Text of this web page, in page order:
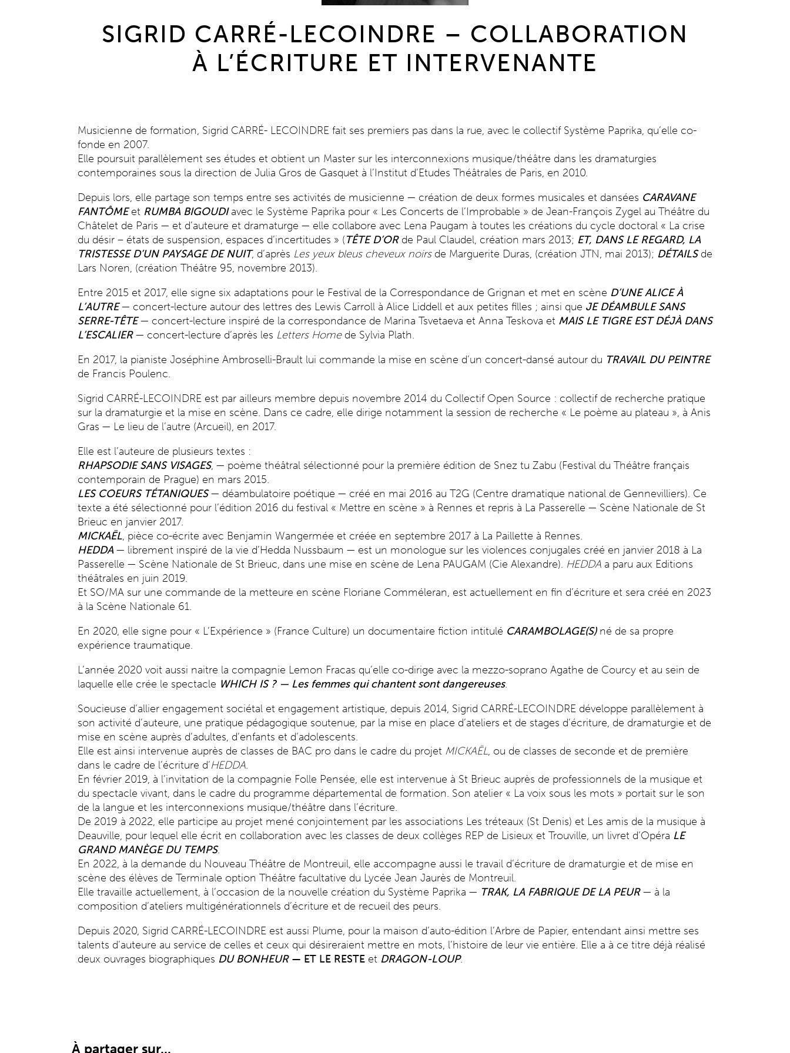
SIGRID CARRÉ-LECOINDRE – COLLABORATION
À L’ÉCRITURE ET INTERVENANTE
Musicienne de formation, Sigrid CARRÉ- LECOINDRE fait ses premiers pas dans la rue, avec le collectif Système Paprika, qu’elle co-
fonde en 2007.
Elle poursuit parallèlement ses études et obtient un Master sur les interconnexions musique/théâtre dans les dramaturgies
contemporaines sous la direction de Julia Gros de Gasquet à l’Institut d’Etudes Théâtrales de Paris, en 2010.
Depuis lors, elle partage son temps entre ses activités de musicienne — création de deux formes musicales et dansées CARAVANE
FANTÔMEet RUMBA BIGOUDIavec le Système Paprika pour « Les Concerts de l’Improbable » de Jean-François Zygel au Théâtre du
Châtelet de Paris — et d’auteure et dramaturge — elle collabore avec Lena Paugam à toutes les créations du cycle doctoral « La crise
du désir – états de suspension, espaces d’incertitudes » (TÊTE D’ORde Paul Claudel, création mars 2013; ET, DANS LE REGARD, LA
TRISTESSE D’UN PAYSAGE DE NUIT, d’après Les yeux bleus cheveux noirsde Marguerite Duras, (création JTN, mai 2013); DÉTAILS de
Lars Noren, (création Théâtre 95, novembre 2013).
Entre 2015 et 2017, elle signe six adaptations pour le Festival de la Correspondance de Grignan et met en scène D’UNE ALICE À
L’AUTRE— concert-lecture autour des lettres des Lewis Carroll à Alice Liddell et aux petites filles ; ainsi que JE DÉAMBULE SANS
SERRE-TÊTE— concert-lecture inspiré de la correspondance de Marina Tsvetaeva et Anna Teskova et MAIS LE TIGRE EST DÉJÀ DANS
L’ESCALIER— concert-lecture d’après les Letters Homede Sylvia Plath.
En 2017, la pianiste Joséphine Ambroselli-Brault lui commande la mise en scène d’un concert-dansé autour du TRAVAIL DU PEINTRE
de Francis Poulenc.
Sigrid CARRÉ-LECOINDRE est par ailleurs membre depuis novembre 2014 du Collectif Open Source : collectif de recherche pratique
sur la dramaturgie et la mise en scène. Dans ce cadre, elle dirige notamment la session de recherche « Le poème au plateau », à Anis
Gras — Le lieu de l’autre (Arcueil), en 2017.
Elle est l’auteure de plusieurs textes :
RHAPSODIE SANS VISAGES, — poème théâtral sélectionné pour la première édition de Snez tu Zabu (Festival du Théâtre français
contemporain de Prague) en mars 2015.
LES COEURS TÉTANIQUES— déambulatoire poétique — créé en mai 2016 au T2G (Centre dramatique national de Gennevilliers). Ce
texte a été sélectionné pour l’édition 2016 du festival « Mettre en scène » à Rennes et repris à La Passerelle — Scène Nationale de St
Brieuc en janvier 2017.
MICKAËL, pièce co-écrite avec Benjamin Wangermée et créée en septembre 2017 à La Paillette à Rennes.
HEDDA— librement inspiré de la vie d’Hedda Nussbaum — est un monologue sur les violences conjugales créé en janvier 2018 à La
Passerelle — Scène Nationale de St Brieuc, dans une mise en scène de Lena PAUGAM (Cie Alexandre). HEDDA a paru aux Editions
théâtrales en juin 2019.
Et SO/MA sur une commande de la metteure en scène Floriane Comméleran, est actuellement en fin d’écriture et sera créé en 2023
à la Scène Nationale 61.
En 2020, elle signe pour « L’Expérience » (France Culture) un documentaire fiction intitulé CARAMBOLAGE(S)né de sa propre
expérience traumatique.
L’année 2020 voit aussi naitre la compagnie Lemon Fracas qu’elle co-dirige avec la mezzo-soprano Agathe de Courcy et au sein de
laquelle elle crée le spectacle WHICH IS ? — Les femmes qui chantent sont dangereuses.
Soucieuse d’allier engagement sociétal et engagement artistique, depuis 2014, Sigrid CARRÉ-LECOINDRE développe parallèlement à
son activité d’auteure, une pratique pédagogique soutenue, par la mise en place d’ateliers et de stages d’écriture, de dramaturgie et de
mise en scène auprès d’adultes, d’enfants et d’adolescents.
Elle est ainsi intervenue auprès de classes de BAC pro dans le cadre du projet MICKAËL, ou de classes de seconde et de première
dans le cadre de l’écriture d’HEDDA.
En février 2019, à l’invitation de la compagnie Folle Pensée, elle est intervenue à St Brieuc auprès de professionnels de la musique et
du spectacle vivant, dans le cadre du programme départemental de formation. Son atelier « La voix sous les mots » portait sur le son
de la langue et les interconnexions musique/théâtre dans l’écriture.
De 2019 à 2022, elle participe au projet mené conjointement par les associations Les tréteaux (St Denis) et Les amis de la musique à
Deauville, pour lequel elle écrit en collaboration avec les classes de deux collèges REP de Lisieux et Trouville, un livret d’Opéra LE
GRAND MANÈGE DU TEMPS.
En 2022, à la demande du Nouveau Théâtre de Montreuil, elle accompagne aussi le travail d’écriture de dramaturgie et de mise en
scène des élèves de Terminale option Théâtre facultative du Lycée Jean Jaurès de Montreuil.
Elle travaille actuellement, à l’occasion de la nouvelle création du Système Paprika — TRAK, LA FABRIQUE DE LA PEUR— à la
composition d’ateliers multigénérationnels d’écriture et de recueil des peurs.
Depuis 2020, Sigrid CARRÉ-LECOINDRE est aussi Plume, pour la maison d’auto-édition l’Arbre de Papier, entendant ainsi mettre ses
talents d’auteure au service de celles et ceux qui désireraient mettre en mots, l’histoire de leur vie entière. Elle a à ce titre déjà réalisé
deux ouvrages biographiques DU BONHEUR— ET LE RESTE et DRAGON-LOUP.
À partager sur...